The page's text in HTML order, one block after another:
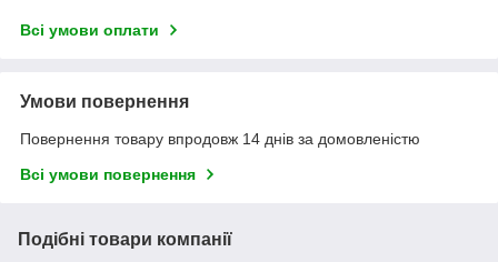
Всі умови оплати
Умови повернення
Повернення товару впродовж 14 днів за домовленістю
Всі умови повернення
Подібні товари компанії